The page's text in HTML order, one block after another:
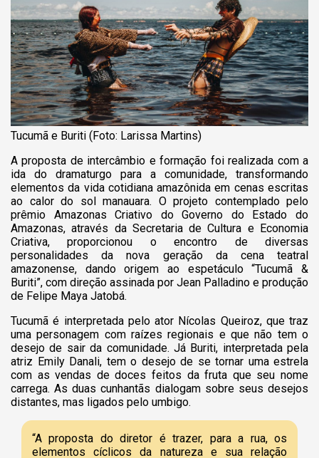
Tucumã e Buriti (Foto: Larissa Martins)
A proposta de intercâmbio e formação foi realizada com a
ida do dramaturgo para a comunidade, transformando
elementos da vida cotidiana amazônida em cenas escritas
ao calor do sol manauara. O projeto contemplado pelo
prêmio Amazonas Criativo do Governo do Estado do
Amazonas, através da Secretaria de Cultura e Economia
Criativa, proporcionou o encontro de diversas
personalidades da nova geração da cena teatral
amazonense, dando origem ao espetáculo “Tucumã &
Buriti”, com direção assinada por Jean Palladino e produção
de Felipe Maya Jatobá.
Tucumã é interpretada pelo ator Nícolas Queiroz, que traz
uma personagem com raízes regionais e que não tem o
desejo de sair da comunidade. Já Buriti, interpretada pela
atriz Emily Danali, tem o desejo de se tornar uma estrela
com as vendas de doces feitos da fruta que seu nome
carrega. As duas cunhantãs dialogam sobre seus desejos
distantes, mas ligados pelo umbigo.
“A proposta do diretor é trazer, para a rua, os
elementos cíclicos da natureza e sua relação